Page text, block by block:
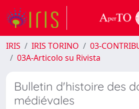
IRIS IRIS TORINO
03-
03A-Articolo su Rivista
Bulletin d'histoire des
médiévales